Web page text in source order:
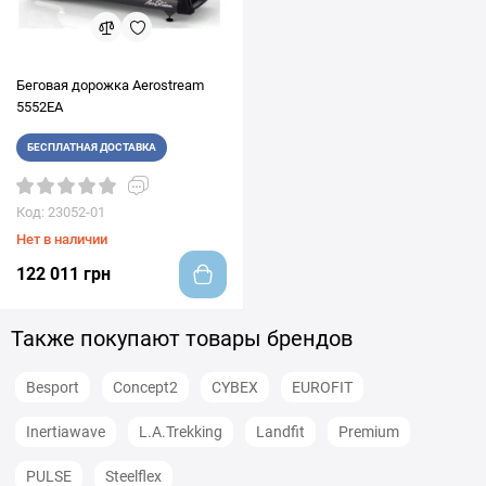
Беговая дорожка Aerostream
5552EA
БЕСПЛАТНАЯ ДОСТАВКА
Код: 23052-01
Нет в наличии
122 011 грн
Также покупают товары брендов
Besport Concept2 CYBEX EUROFIT
Inertiawave L.A.Trekking Landfit Premium
PULSE Steelflex